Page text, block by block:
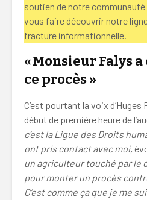
soutien de notre communauté
vous faire découvrir notre
fracture informationnelle.
« Monsieur Falys
ce procès»
C’est pourtant la voix d’Huges
début de première heure de
c’est la Ligue des Droits
ont pris contact avec moi,
un agriculteur touché par le
pour monter un procès
C’est comme ça que je me